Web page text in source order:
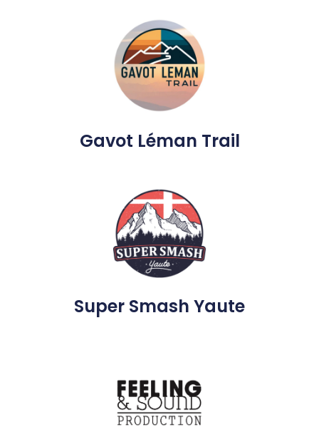
Gavot Léman Trail
Super Smash Yaute